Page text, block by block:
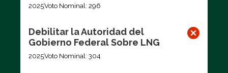
2025Voto Nominal: 296
Debilitar la Autoridad del
Gobierno Federal Sobre LNG
2025Voto Nominal: 304